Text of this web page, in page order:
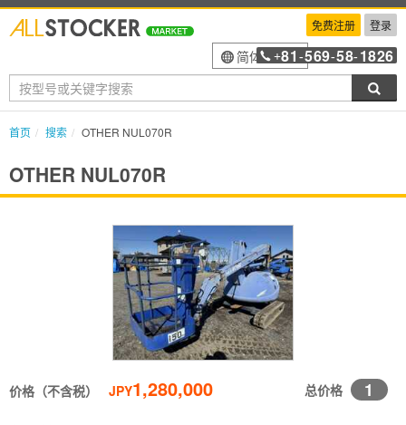
免费注册 登录
简体中文
+81 -569-58-1826
首页 搜索 OTHER NUL070R
OTHER NUL070R
价格（不含税） JPY1,280,000 总价格 1